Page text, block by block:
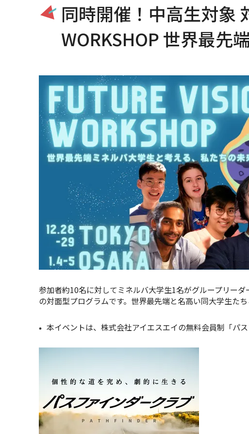
同時開催！中高生対象
WORKSHOP 世界最先
参加者約10名に対してミネルバ大学生1名がグループリー
の対面型プログラムです。世界最先端と名高い同大学生た
本イベントは、株式会社アイエスエイの無料会員制「パ